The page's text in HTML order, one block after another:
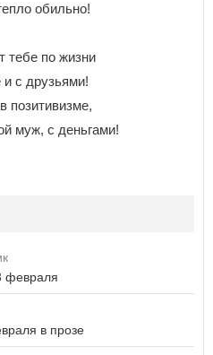
обильно!
тебе по жизни
и с друзьями!
позитивизме,
муж, с деньгами!
февраля
в прозе